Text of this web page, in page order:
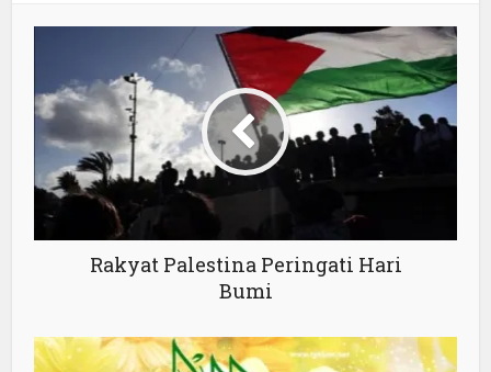
Rakyat Palestina Peringati Hari
Bumi